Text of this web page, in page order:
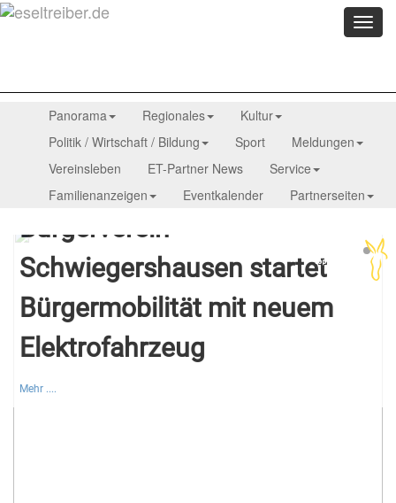
Menü
Panorama Regionales
Kultur
Politik / Wirtschaft / Bildung
Sport
Meldungen
Vereinsleben
ET-Partner News
Service
Familienanzeigen
Eventkalender Partnerseiten
07.08.2026
Bürgerverein
Schwiegershausen startet
Bürgermobilität mit neuem
Elektrofahrzeug
Mehr ....